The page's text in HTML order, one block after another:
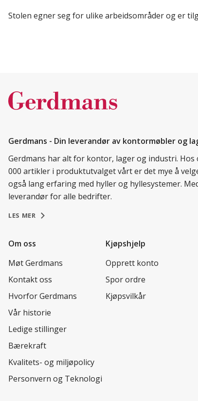
Stolen egner seg for ulike arbeidsområder og er
Gerdmans - Din leverandør av kontormøbler og
Gerdmans har alt for kontor, lager og industri.
000 artikler i produktutvalget vårt er det mye å
også lang erfaring med hyller og hyllesystemer.
leverandør for alle bedrifter.
LES MER
Om oss
Møt Gerdmans
Kontakt oss
Hvorfor Gerdmans
Vår historie
Ledige stillinger
Bærekraft
Kvalitets- og miljøpolicy
Personvern og Teknologi
Kjøpshjelp
Opprett konto
Spor ordre
Kjøpsvilkår